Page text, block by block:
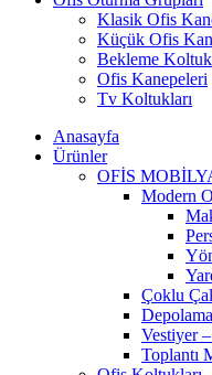
Klasik Ofis
Küçük Ofis
Bekleme
Ofis Kanepeleri
Tv Koltukları
Anasayfa
Ürünler
OFİS
Modern
Çoklu
Vestiyer
Toplantı